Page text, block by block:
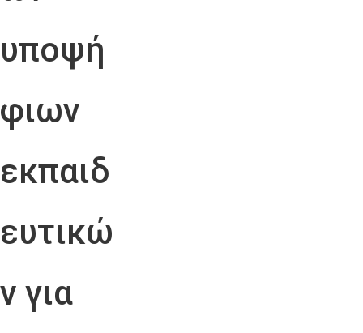
υποψή
φιων
εκπαιδ
ευτικώ
ν για